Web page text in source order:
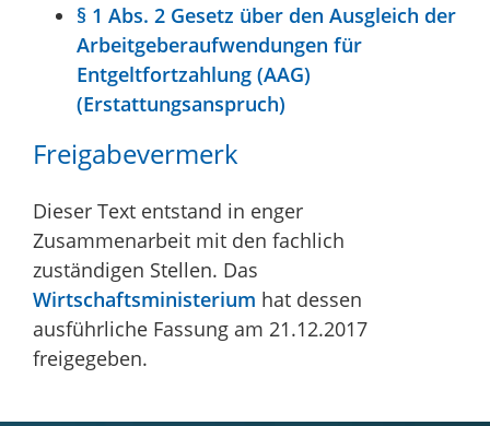
§ 1 Abs. 2 Gesetz über den Ausgleich der
Arbeitgeberaufwendungen für
Entgeltfortzahlung (AAG)
(Erstattungsanspruch)
Freigabevermerk
Dieser Text entstand in enger
Zusammenarbeit mit den fachlich
zuständigen Stellen. Das
Wirtschaftsministerium hat dessen
ausführliche Fassung am 21.12.2017
freigegeben.